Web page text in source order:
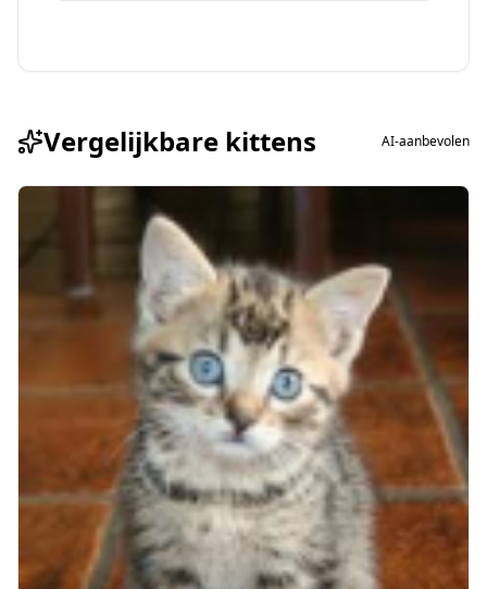
Vergelijkbare kittens AI-aanbevolen